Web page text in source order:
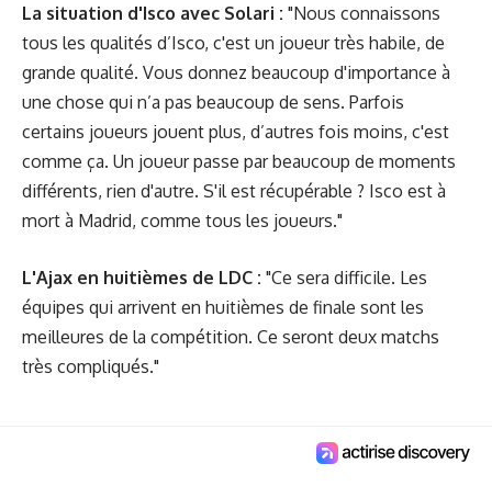
La situation d'Isco avec Solari : "Nous connaissons
tous les qualités d’Isco, c'est un joueur très habile, de
grande qualité. Vous donnez beaucoup d'importance à
une chose qui n’a pas beaucoup de sens. Parfois
certains joueurs jouent plus, d’autres fois moins, c'est
comme ça. Un joueur passe par beaucoup de moments
différents, rien d'autre. S'il est récupérable ? Isco est à
mort à Madrid, comme tous les joueurs."
L'Ajax en huitièmes de LDC : "Ce sera difficile. Les
équipes qui arrivent en huitièmes de finale sont les
meilleures de la compétition. Ce seront deux matchs
très compliqués."